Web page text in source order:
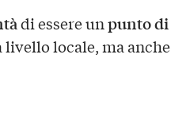
di essere unpunto di
livello locale, ma anche